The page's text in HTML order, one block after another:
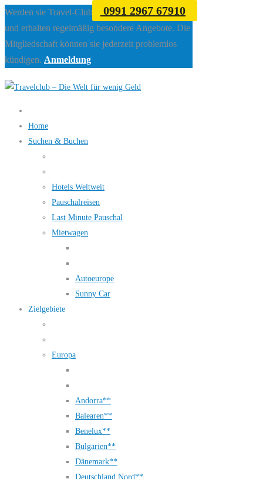
0991 2967 67910
Werden sie Travel-Club Mitglied beim Travelclub
und erhalten regelmäßig besondere Angebote. Die
Mitgliedschaft können sie jederzeit problemlos
kündigen. Anmeldung
Home
Suchen & Buchen
Hotels Weltweit
Pauschalreisen
Last Minute Pauschal
Mietwagen
Autoeurope
Sunny Car
Zielgebiete
Europa
Andorra**
Balearen**
Benelux**
Bulgarien**
Dänemark**
Deutschland Nord**